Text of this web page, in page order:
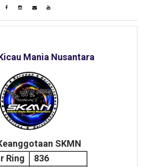
Mania Nusantara
SKMN
Ring
836